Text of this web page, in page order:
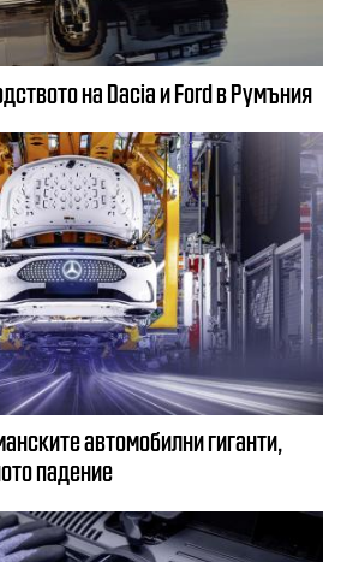
на Dacia и Ford в Румъния
автомобилни гиганти,
падение